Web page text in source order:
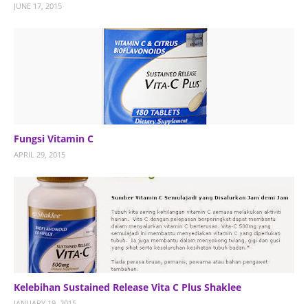
JUNE 17, 2015
Fungsi Vitamin C
APRIL 29, 2015
Kelebihan Sustained Release Vita C Plus Shaklee